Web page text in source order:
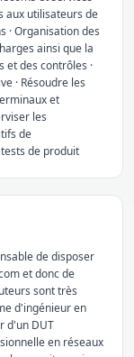
aux utilisateurs de
· Organisation des
ainsi que la
et des contrôles ·
· Résoudre les
et
les
de
de produit
de disposer
et donc de
sont très
d'ingénieur en
d'un DUT
en réseaux